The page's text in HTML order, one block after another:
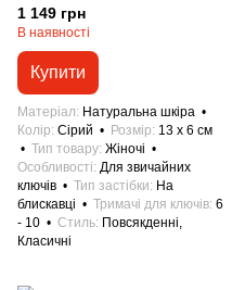
1 149 грн
В наявності
Купити
Матеріал
Натуральна шкіра
Колір Сірий Розмір 13 x 6 см
Тип товару Жіночі
Особливості Для звичайних
ключів
Тип застібки
На
блискавці
Тримачі для ключів 6
- 10
Стиль Повсякденні,
Класичні